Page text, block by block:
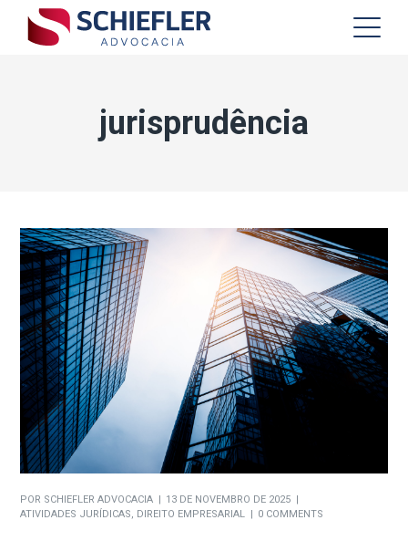
jurisprudência
POR SCHIEFLER ADVOCACIA
13 DE NOVEMBRO DE 2025
ATIVIDADES JURÍDICAS, DIREITO EMPRESARIAL 0 COMMENTS